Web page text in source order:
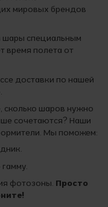
мировых брендов
специальным
время полета от
доставки по нашей
сколько шаров нужно
сочетаются? Наши
Мы поможем:
фотозоны. Просто